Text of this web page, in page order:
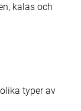
kalas och
typer av